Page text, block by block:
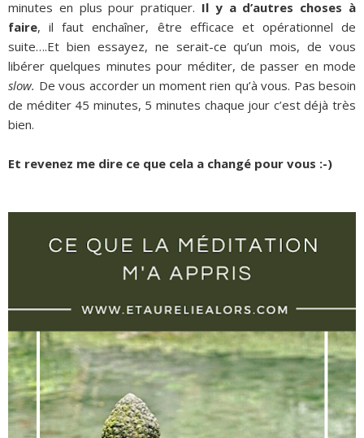
minutes en plus pour pratiquer. Il y a d’autres choses à
faire, il faut enchaîner, être efficace et opérationnel de
suite….Et bien essayez, ne serait-ce qu’un mois, de vous
libérer quelques minutes pour méditer, de passer en mode
slow. De vous accorder un moment rien qu’à vous. Pas besoin
de méditer 45 minutes, 5 minutes chaque jour c’est déjà très
bien.
Et revenez me dire ce que cela a changé pour vous :-)